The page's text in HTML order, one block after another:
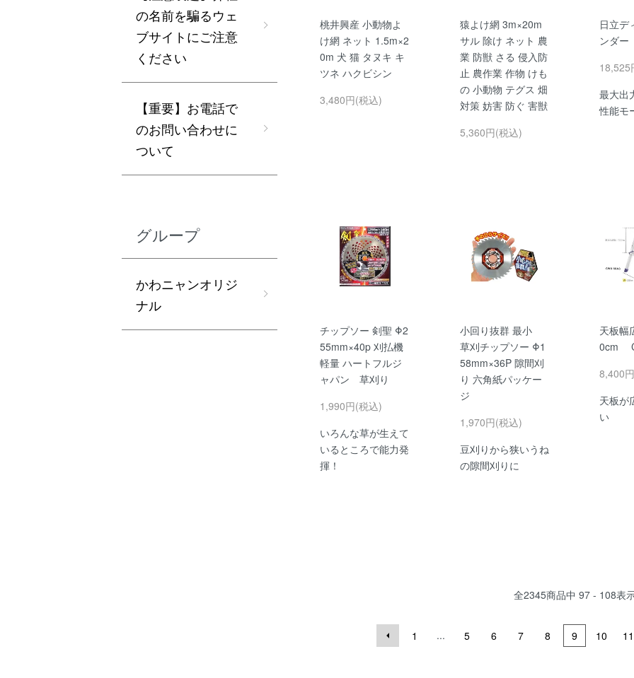
桃井興産 小動物よ
け網 ネット 1.5m×2
0m 犬 猫 タヌキ キ
ツネ ハクビシン
3,480円(税込)
猿よけ網 3m×20m
サル 除け ネット 農
業 防獣 さる 侵入防
止 農作業 作物 けも
の 小動物 テグス 畑
対策 妨害 防ぐ 害獣
5,360円(税込)
日立デ
ンダー
18,525
最大出
性能モ
チップソー 剣聖 Φ2
55mm×40p 刈払機
軽量 ハートフルジ
ャパン 草刈り
1,990円(税込)
いろんな草が生えて
いるところで能力発
揮！
小回り抜群 最小
草刈チップソー Φ1
58mm×36P 隙間刈
り 六角紙パッケー
ジ
1,970円(税込)
豆刈りから狭いうね
の隙間刈りに
天板
0cm
8,400
天板が
い
全2345商品中 97 - 108表
1 ... 5 6 7 8 9 10 11
の名前を騙るウェ
ブサイトにご注意
ください
【重要】お電話で
のお問い合わせに
ついて
グループ
かわニャンオリジ
ナル